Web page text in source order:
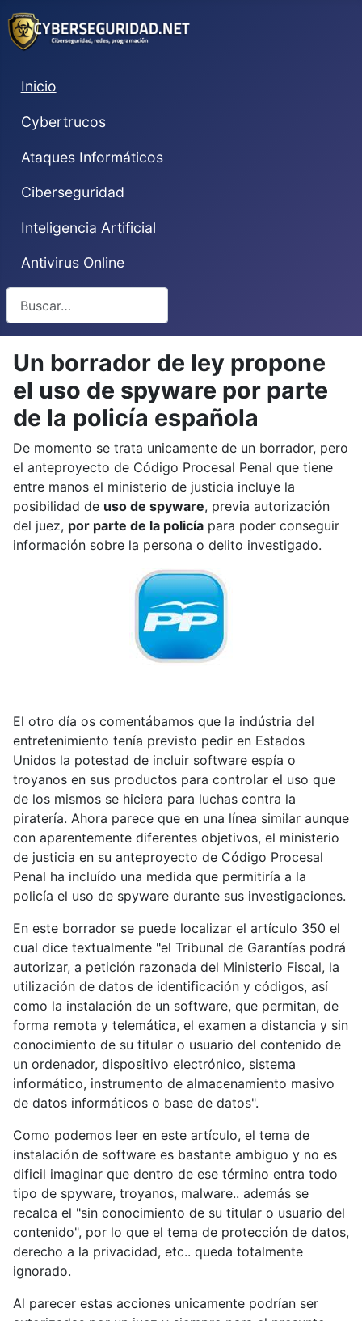
Inicio
Cybertrucos
Ataques Informáticos
Ciberseguridad
Inteligencia Artificial
Antivirus Online
Un borrador de ley propone
el uso de spyware por parte
de la policía española
De momento se trata unicamente de un borrador, pero
el anteproyecto de Código Procesal Penal que tiene
entre manos el ministerio de justicia incluye la
posibilidad de uso de spyware, previa autorización
del juez, por parte de la policía para poder conseguir
información sobre la persona o delito investigado.
El otro día os comentábamos que la indústria del
entretenimiento tenía previsto pedir en Estados
Unidos la potestad de incluir software espía o
troyanos en sus productos para controlar el uso que
de los mismos se hiciera para luchas contra la
piratería. Ahora parece que en una línea similar aunque
con aparentemente diferentes objetivos, el ministerio
de justicia en su anteproyecto de Código Procesal
Penal ha incluído una medida que permitiría a la
policía el uso de spyware durante sus investigaciones.
En este borrador se puede localizar el artículo 350 el
cual dice textualmente "el Tribunal de Garantías podrá
autorizar, a petición razonada del Ministerio Fiscal, la
utilización de datos de identificación y códigos, así
como la instalación de un software, que permitan, de
forma remota y telemática, el examen a distancia y sin
conocimiento de su titular o usuario del contenido de
un ordenador, dispositivo electrónico, sistema
informático, instrumento de almacenamiento masivo
de datos informáticos o base de datos".
Como podemos leer en este artículo, el tema de
instalación de software es bastante ambiguo y no es
dificil imaginar que dentro de ese término entra todo
tipo de spyware, troyanos, malware.. además se
recalca el "sin conocimiento de su titular o usuario del
contenido", por lo que el tema de protección de datos,
derecho a la privacidad, etc.. queda totalmente
ignorado.
Al parecer estas acciones unicamente podrían ser